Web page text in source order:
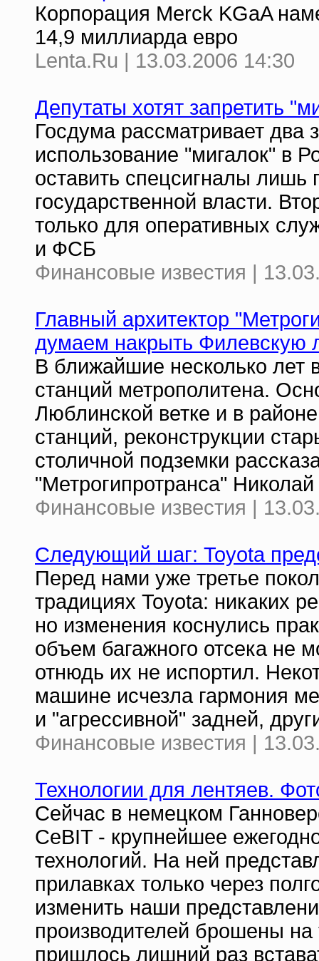
Корпорация Merck KGaA
14,9 миллиарда евро
Lenta.Ru | 13.03.2006 14:30
Депутаты хотят запретить
Госдума рассматривает два
использование "мигалок" в
оставить спецсигналы
государственной власти.
только для оперативных
и ФСБ
Финансовые известия |
Главный архитектор
думаем накрыть Филевскую
В ближайшие несколько лет
станций метрополитена.
Люблинской ветке и в
станций, реконструкции
столичной подземки
"Метрогипротранса"
Финансовые известия |
Следующий шаг: Toyota
Перед нами уже третье
традициях Toyota: никаких
но изменения коснулись
объем багажного отсека не
отнюдь их не испортил.
машине исчезла гармония
и "агрессивной" задней,
Финансовые известия |
Технологии для лентяев.
Сейчас в немецком
CeBIT - крупнейшее
технологий. На ней
прилавках только через
изменить наши
производителей брошены
пришлось лишний раз